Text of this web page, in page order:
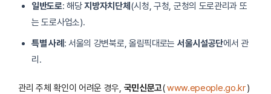
일반도로: 해당지방자치단체 (시청, 구청, 군청의 도로관리과 또
는 도로사업소).
특별 사례 : 서울의 강변북로, 올림픽대로는 서울시설공단에서 관
리.
관리 주체 확인이 어려운 경우, 국민신문고(www.epeople.go.kr)